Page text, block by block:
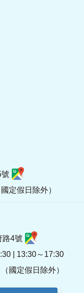
定假日除外）
路4號
| 13:30～17:30
國定假日除外）